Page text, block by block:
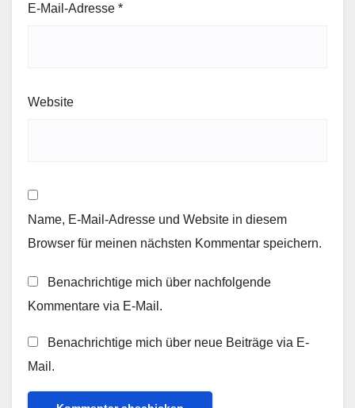
E-Mail-Adresse *
Website
Name, E-Mail-Adresse und Website in diesem
Browser für meinen nächsten Kommentar speichern.
Benachrichtige mich über nachfolgende
Kommentare via E-Mail.
Benachrichtige mich über neue Beiträge via E-
Mail.